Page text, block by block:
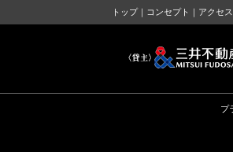
トップ｜ コンセプト ｜ アクセス
プ